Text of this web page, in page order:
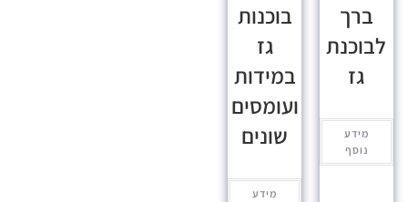
ברך
לבוכנת
גז
מידע
נוסף
בוכנות
גז
במידות
ועומסים
שונים
מידע